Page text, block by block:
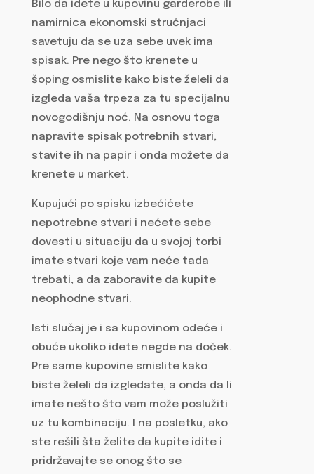
Bilo da idete u kupovinu garderobe ili
namirnica ekonomski stručnjaci
savetuju da se uza sebe uvek ima
spisak. Pre nego što krenete u
šoping osmislite kako biste želeli da
izgleda vaša trpeza za tu specijalnu
novogodišnju noć. Na osnovu toga
napravite spisak potrebnih stvari,
stavite ih na papir i onda možete da
krenete u market.
Kupujući po spisku izbećićete
nepotrebne stvari i nećete sebe
dovesti u situaciju da u svojoj torbi
imate stvari koje vam neće tada
trebati, a da zaboravite da kupite
neophodne stvari.
Isti slučaj je i sa kupovinom odeće i
obuće ukoliko idete negde na doček.
Pre same kupovine smislite kako
biste želeli da izgledate, a onda da li
imate nešto što vam može poslužiti
uz tu kombinaciju. I na posletku, ako
ste rešili šta želite da kupite idite i
pridržavajte se onog što se